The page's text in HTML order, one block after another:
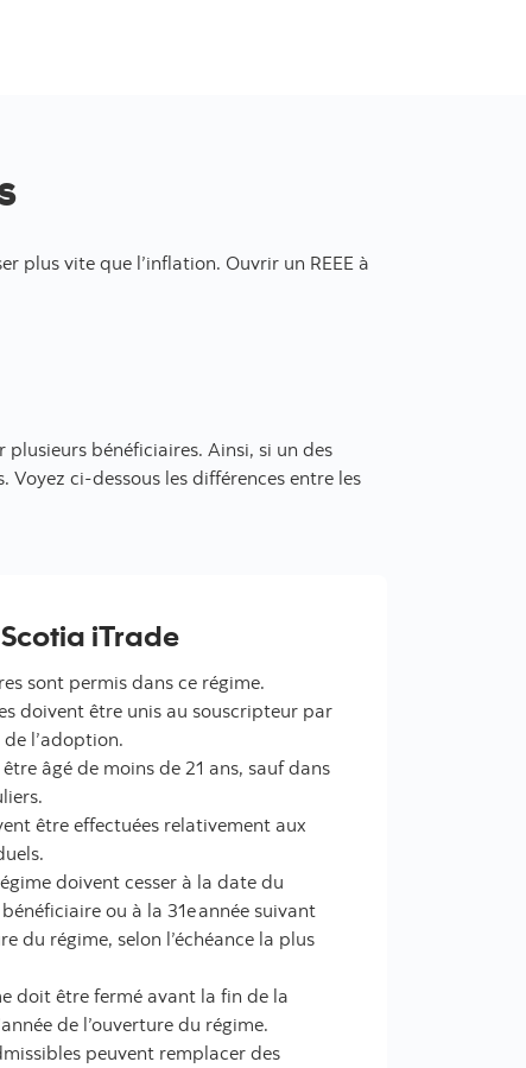
plus vite que l’inflation. Ouvrir un REEE à
bénéficiaires. Ainsi, si un des
ci-dessous les différences entre les
iTrade
sont permis dans ce régime.
doivent être unis au souscripteur par
l’adoption.
âgé de moins de 21 ans, sauf dans
être effectuées relativement aux
doivent cesser à la date du
ou à la 31e année suivant
du régime, selon l’échéance la plus
doit être fermé avant la fin de la
de l’ouverture du régime.
peuvent remplacer des